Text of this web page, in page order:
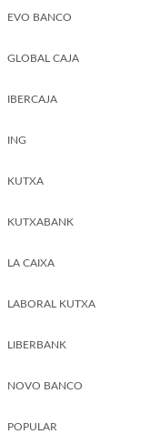
EVO BANCO
GLOBAL CAJA
IBERCAJA
ING
KUTXA
KUTXABANK
LA CAIXA
LABORAL KUTXA
LIBERBANK
NOVO BANCO
POPULAR